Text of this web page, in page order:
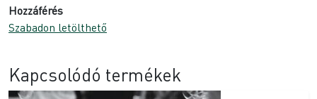
Hozzáférés
Szabadon letölthető
Kapcsolódó termékek